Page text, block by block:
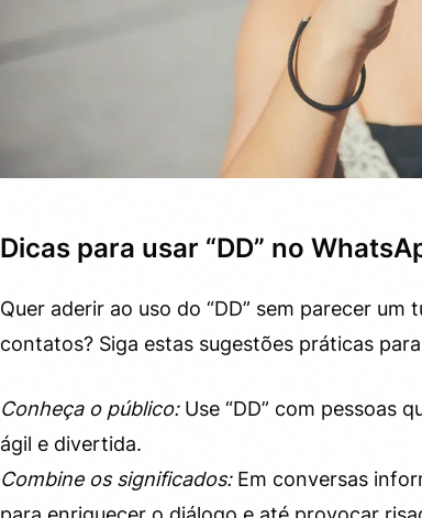
Dicas para usar “DD” no
Quer aderir ao uso do “DD” sem parecer
contatos? Siga estas sugestões práticas
Conheça o público:Use “DD” com pessoas
ágil e divertida.
Combine os significados:Em conversas